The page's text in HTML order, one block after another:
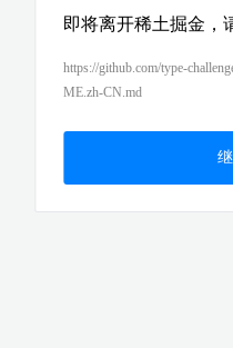
即将离开稀土掘金，
https://github.com/type-
ME.zh-CN.md